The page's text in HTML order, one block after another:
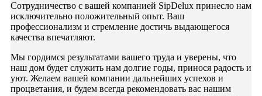
Сотрудничество с вашей компанией SipDelux принесло нам
исключительно положительный опыт. Ваш
профессионализм и стремление достичь выдающегося
качества впечатляют.
Мы гордимся результатами вашего труда и уверены, что
наш дом будет служить нам долгие годы, принося радость и
уют. Желаем вашей компании дальнейших успехов и
процветания, и будем всегда рекомендовать вас нашим